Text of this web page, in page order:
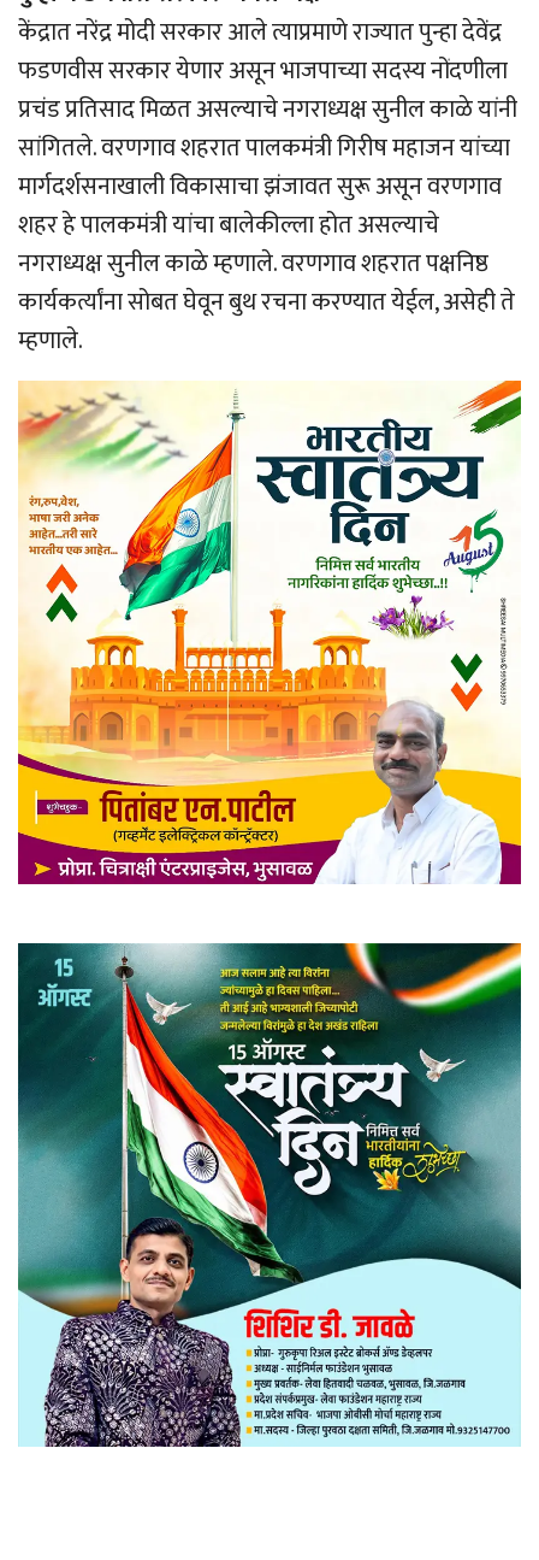
केंद्रात नरेंद्र मोदी सरकार आले त्याप्रमाणे राज्यात पुन्हा देवेंद्र
फडणवीस सरकार येणार असून भाजपाच्या सदस्य नोंदणीला
प्रचंड प्रतिसाद मिळत असल्याचे नगराध्यक्ष सुनील काळे यांनी
सांगितले. वरणगाव शहरात पालकमंत्री गिरीष महाजन यांच्या
मार्गदर्शसनाखाली विकासाचा झंजावत सुरू असून वरणगाव
शहर हे पालकमंत्री यांचा बालेकील्ला होत असल्याचे
नगराध्यक्ष सुनील काळे म्हणाले. वरणगाव शहरात पक्षनिष्ठ
कार्यकर्त्यांना सोबत घेवून बुथ रचना करण्यात येईल, असेही ते
म्हणाले.